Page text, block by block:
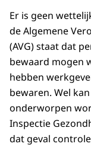
Er is geen
de Algemene
(AVG) staat dat
bewaard mogen
hebben
bewaren. Wel
onderworpen
Inspectie
dat geval